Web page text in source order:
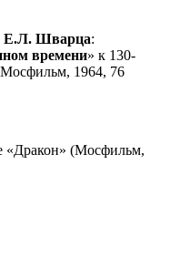
Е.Л. Шварца:
времени» к 130-
1964, 76
«Дракон» (Мосфильм,